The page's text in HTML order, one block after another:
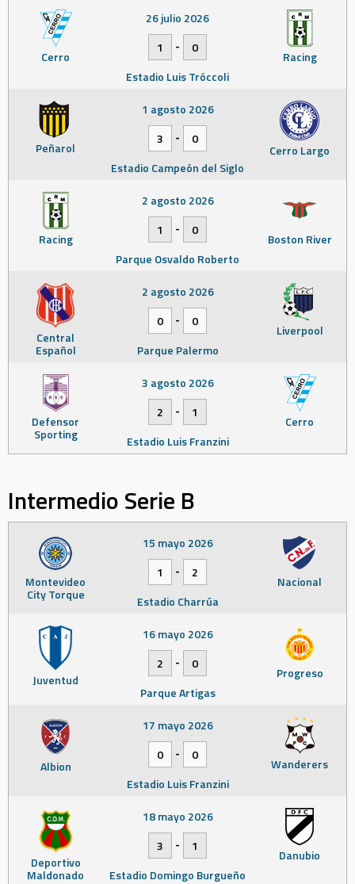
Cerro Racing
26 julio 2026
1
-
0
Estadio Luis Tróccoli
Peñarol Cerro Largo
1 agosto 2026
3
-
0
Estadio Campeón del Siglo
Racing Boston River
2 agosto 2026
1
-
0
Parque Osvaldo Roberto
Central
Español
Liverpool
2 agosto 2026
0
-
0
Parque Palermo
Defensor
Sporting
Cerro
3 agosto 2026
2
-
1
Estadio Luis Franzini
Intermedio Serie B
Montevideo
City Torque
Nacional
15 mayo 2026
1
-
2
Estadio Charrúa
Juventud Progreso
16 mayo 2026
2
-
0
Parque Artigas
Albion Wanderers
17 mayo 2026
0
-
0
Estadio Luis Franzini
Deportivo
Maldonado
Danubio
18 mayo 2026
3
-
1
Estadio Domingo Burgueño